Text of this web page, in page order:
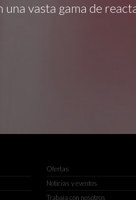
vasta gama de
Ofertas
Noticias y eventos
Trabaja con nosotros